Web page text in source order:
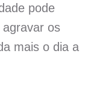
pode
os
mais o dia a